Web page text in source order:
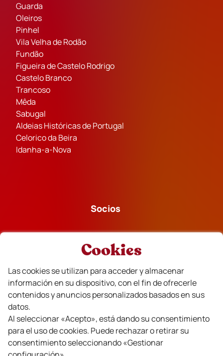
Guarda
Oleiros
Pinhel
Vila Velha de Rodão
Fundão
Figueira de Castelo Rodrigo
Castelo Branco
Trancoso
Mêda
Sabugal
Aldeias Históricas de Portugal
Celorico da Beira
Idanha-a-Nova
Socios
Financiado
Cookies
Las cookies se utilizan para acceder y almacenar
información en su dispositivo, con el fin de ofrecerle
contenidos y anuncios personalizados basados en sus
datos.
Al seleccionar «Acepto», está dando su consentimiento
para el uso de cookies. Puede rechazar o retirar su
consentimiento seleccionando «Gestionar